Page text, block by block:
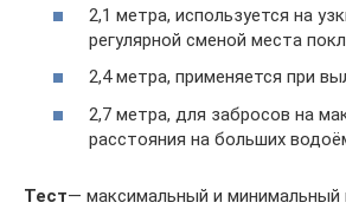
2,1 метра, используется на
регулярной сменой места
2,4 метра, применяется при
2,7 метра, для забросов на
расстояния на больших
Тест— максимальный и минимальный